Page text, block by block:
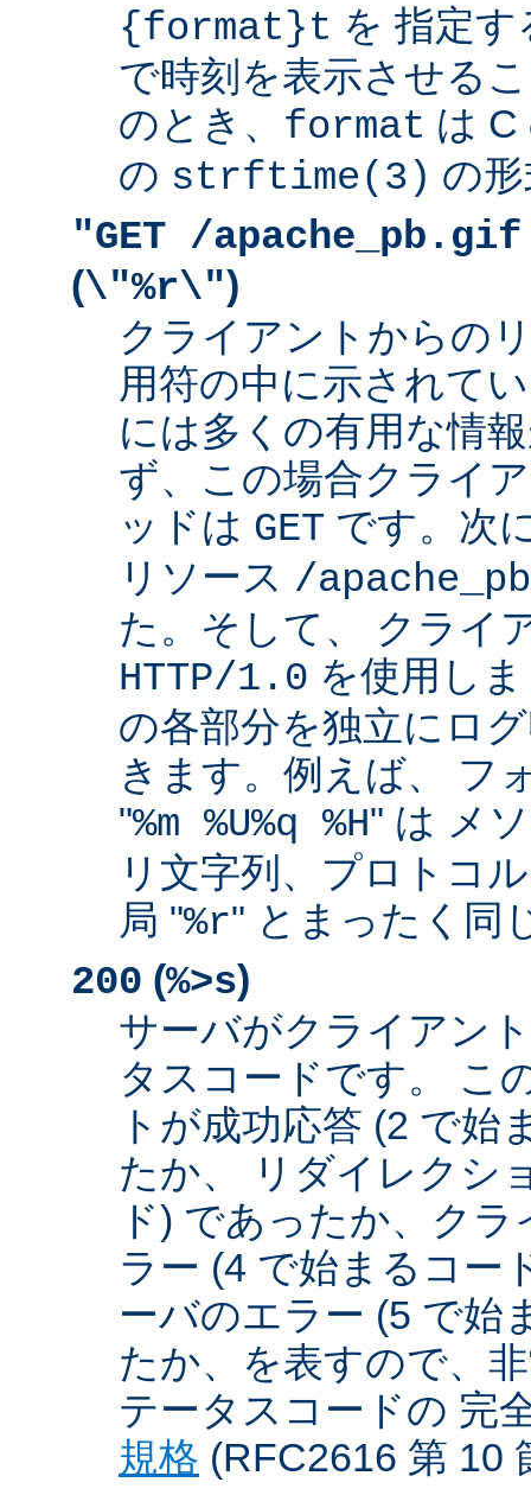
{format}t を 指定
で時刻を表示させる
のとき、 format は C
の strftime(3) の
"GET /
(\"%r\")
クライアントからの
用符の中に示されて
には多くの有用な情
ず、この場合クライ
ッドは GET です。次
リソース /
た。そして、 クライ
HTTP/1.0 を使用し
の各部分を独立にロ
きます。例えば、 フ
"%m %U%q %H" は メ
リ文字列、プロトコ
局 "%r" とまったく同
200 (%>s)
サーバがクライアン
タスコードです。 こ
トが成功応答 (2 で始
たか、 リダイレクシ
ド) であったか、ク
ラー (4 で始まるコー
ーバのエラー (5 で始
たか、を表すので、
テータスコードの 完
規格 (RFC2616 第 10